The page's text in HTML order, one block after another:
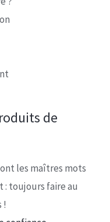
de
les maîtres mots
: toujours faire au
!